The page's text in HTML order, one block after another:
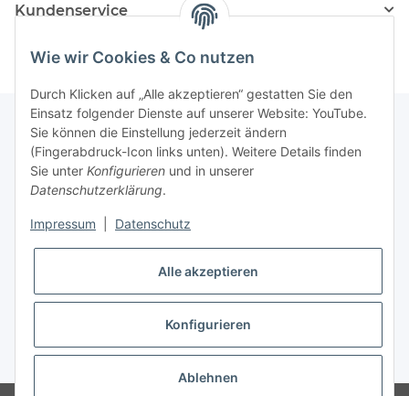
Kundenservice
Kundenservice
Informationen
* Alle Preise inkl. gesetzlicher USt., zzgl.Versand
Wie wir Cookies & Co nutzen
Durch Klicken auf „Alle akzeptieren“ gestatten Sie den
Einsatz folgender Dienste auf unserer Website: YouTube.
Sie können die Einstellung jederzeit ändern
(Fingerabdruck-Icon links unten). Weitere Details finden
Sie unter Konfigurieren und in unserer
Datenschutzerklärung.
Impressum Datenschutz
Alle akzeptieren
Konfigurieren
Ablehnen